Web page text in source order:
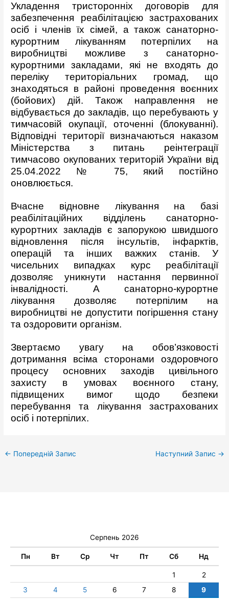
Укладення тристоронніх договорів для
забезпечення реабілітацією застрахованих
осіб і членів їх сімей, а також санаторно-
курортним лікуванням потерпілих на
виробництві можливе з санаторно-
курортними закладами, які не входять до
переліку територіальних громад, що
знаходяться в районі проведення воєнних
(бойових) дій. Також направлення не
відбувається до закладів, що перебувають у
тимчасовій окупації, оточенні (блокуванні).
Відповідні території визначаються наказом
Міністерства з питань реінтеграції
тимчасово окупованих територій України від
25.04.2022 № 75, який постійно
оновлюється.
Вчасне відновне лікування на базі
реабілітаційних відділень санаторно-
курортних закладів є запорукою швидшого
відновлення після інсультів, інфарктів,
операцій та інших важких станів. У
чисельних випадках курс реабілітації
дозволяє уникнути настання первинної
інвалідності. А санаторно-курортне
лікування дозволяє потерпілим на
виробництві не допустити погіршення стану
та оздоровити організм.
Звертаємо увагу на обов’язковості
дотримання всіма сторонами оздоровчого
процесу основних заходів цивільного
захисту в умовах воєнного стану,
підвищених вимог щодо безпеки
перебування та лікування застрахованих
осіб і потерпілих.
← Попередній Запис Наступний Запис →
Серпень 2026
Пн Вт Ср Чт Пт Сб Нд
1
2
3
4 5 6 7 8
9